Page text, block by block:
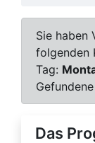
Sie haben
folgenden
Tag:
Das